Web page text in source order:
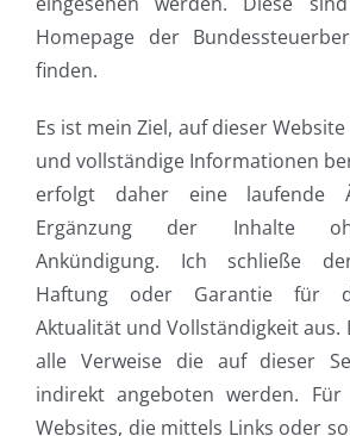
Homepage der
finden.
Es ist mein Ziel, auf dieser
und vollständige Informationen
erfolgt daher eine laufende
Ergänzung der Inhalte
Ankündigung. Ich schließe
Haftung oder Garantie für
Aktualität und Vollständigkeit aus.
alle Verweise die auf dieser
indirekt angeboten werden.
Websites, die mittels Links oder